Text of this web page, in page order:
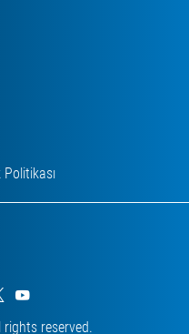
reserved.
Politikası
